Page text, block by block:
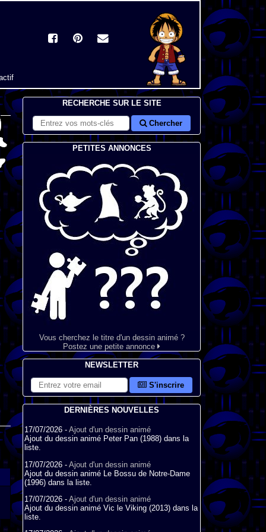
RECHERCHE SUR LE SITE
Chercher
PETITES ANNONCES
Vous cherchez le titre d'un dessin animé ?
Postez une petite annonce
NEWSLETTER
S'inscrire
DERNIÈRES NOUVELLES
17/07/2026 - Ajout d'un dessin animé
Ajout du dessin animé Peter Pan (1988) dans la
liste.
17/07/2026 - Ajout d'un dessin animé
Ajout du dessin animé Le Bossu de Notre-Dame
(1996) dans la liste.
17/07/2026 - Ajout d'un dessin animé
Ajout du dessin animé Vic le Viking (2013) dans la
liste.